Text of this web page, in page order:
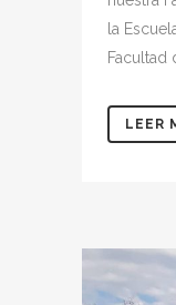
la
Facultad
LEER